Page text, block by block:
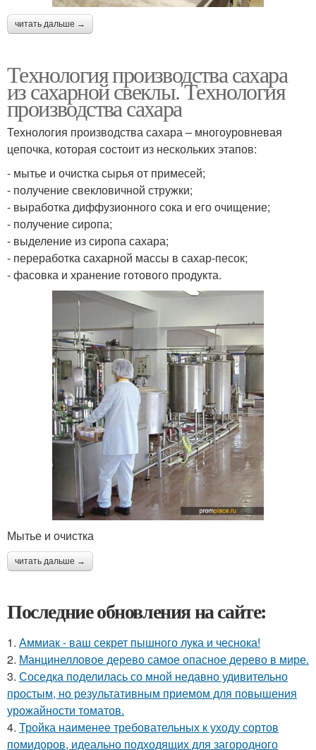
читать дальше →
Технология производства сахара
из сахарной свеклы. Технология
производства сахара
Технология производства сахара – многоуровневая
цепочка, которая состоит из нескольких этапов:
- мытье и очистка сырья от примесей;
- получение свекловичной стружки;
- выработка диффузионного сока и его очищение;
- получение сиропа;
- выделение из сиропа сахара;
- переработка сахарной массы в сахар-песок;
- фасовка и хранение готового продукта.
Мытье и очистка
читать дальше →
Последние обновления на сайте:
1. Аммиак - ваш секрет пышного лука и чеснока!
2. Манцинелловое дерево самое опасное дерево в мире.
3. Соседка поделилась со мной недавно удивительно
простым, но результативным приемом для повышения
урожайности томатов.
4. Тройка наименее требовательных к уходу сортов
помидоров, идеально подходящих для загородного